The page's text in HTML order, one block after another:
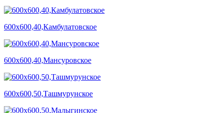
600х600,40,Камбулатовское
600х600,40,Мансуровское
600х600,50,Ташмурунское